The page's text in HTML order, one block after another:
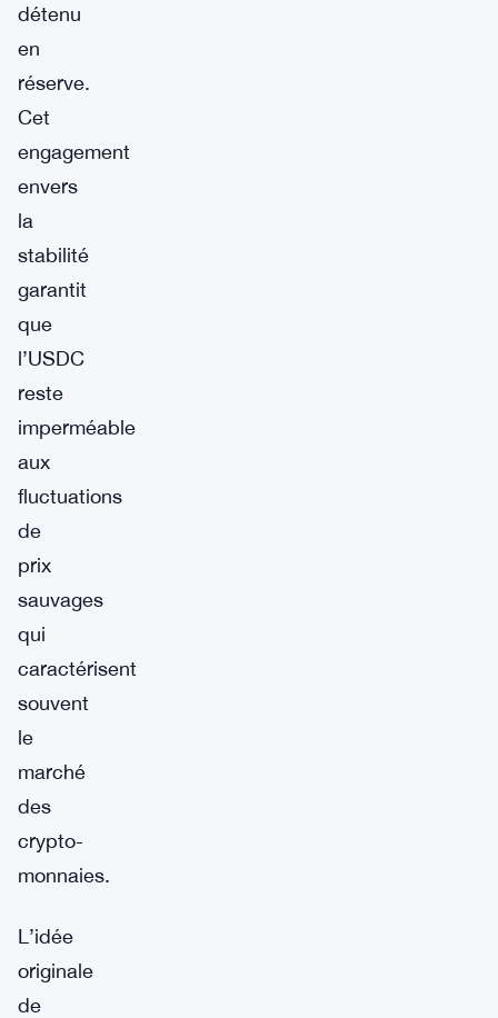
détenu
en
réserve.
Cet
engagement
envers
la
stabilité
garantit
que
l’USDC
reste
imperméable
aux
fluctuations
de
prix
sauvages
qui
caractérisent
souvent
le
marché
des
crypto-
monnaies.
L’idée
originale
de